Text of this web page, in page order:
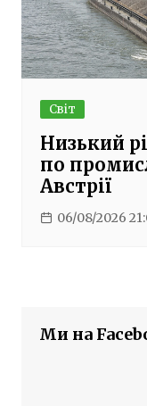
Світ
Низький
по
Австрії
06/08/2026
Ми на